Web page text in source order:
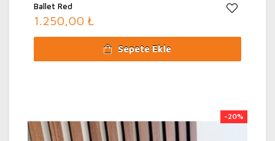
Ballet Red
1.250,00 ₺
Sepete Ekle
-20%